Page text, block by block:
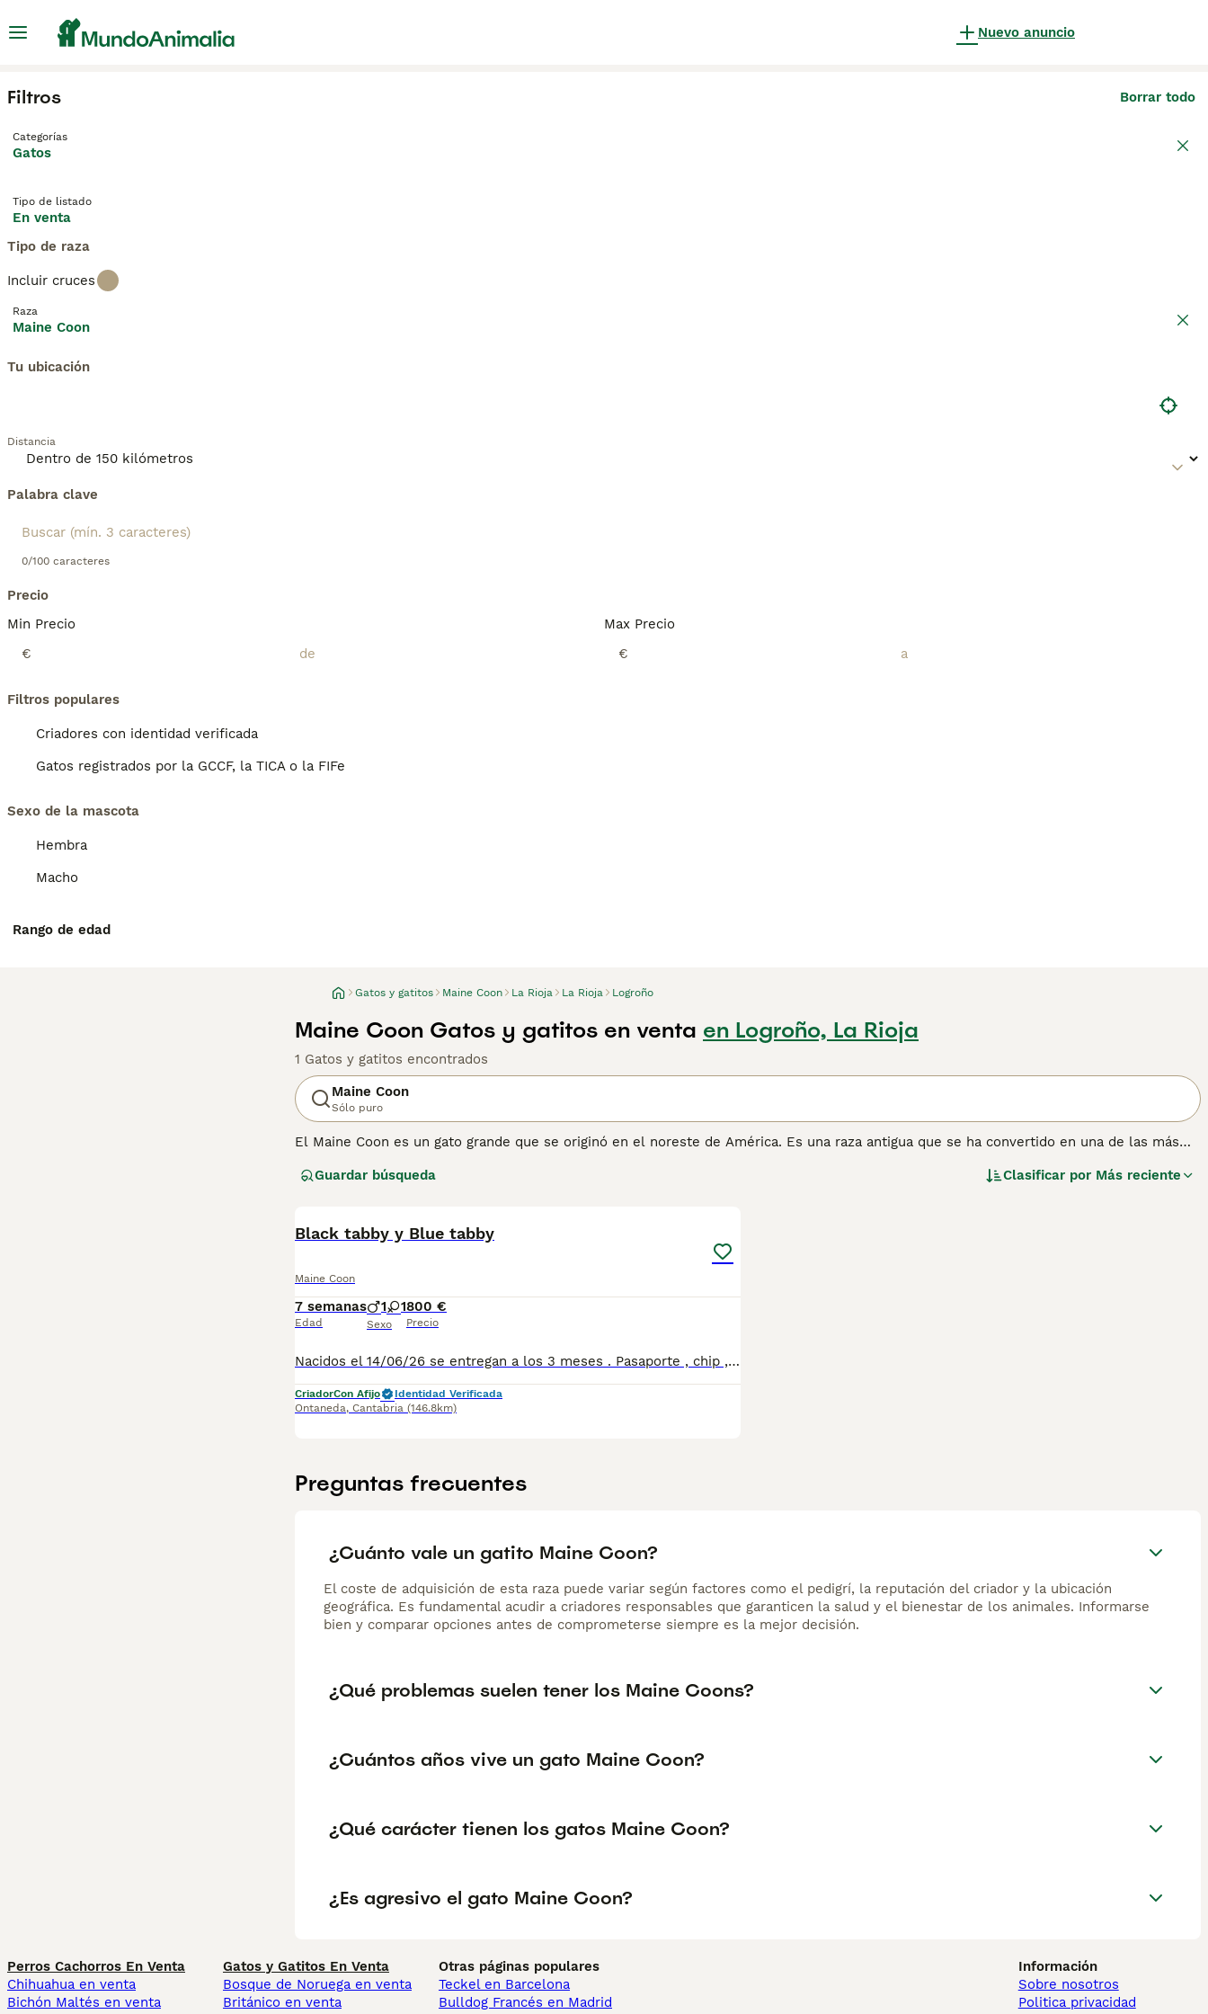
Nuevo anuncio
Filtros Borrar todo
Categorías
Gatos
Tipo de listado
En venta
Tipo de raza
Incluir cruces
Raza
Maine Coon
Tu ubicación
Distancia
Palabra clave
0/100 caracteres
Precio
Min Precio
€
Max Precio
€
Filtros populares
Criadores con identidad verificada
Gatos registrados por la GCCF, la TICA o la FIFe
Sexo de la mascota
Hembra
Macho
Rango de edad
Gatos y gatitos Maine Coon La Rioja La Rioja Logroño
Maine Coon Gatos y gatitos en venta en Logroño, La Rioja
1 Gatos y gatitos encontrados
Maine Coon
Sólo puro
El Maine Coon es un gato grande que se originó en el noreste de América. Es una raza antigua que se ha convertido en una de las más
encantador y su carácter cariñoso y leal, los convierte en compañeros ideales y mascotas de la familia.
Guardar búsqueda Clasificar por Más reciente
Black tabby y Blue tabby
Maine Coon
7 semanas
Edad
1 1
Sexo
800 €
Precio
Nacidos el 14/06/26 se entregan a los 3 meses . Pasaporte , chip , testados , desparasitados . Totalmente sociabilizados con niños y animales . Comiendo solos y usando el arenero. Afijo: Rey-Diez Cattery Nucleo zoologico WCF
CriadorCon Afijo
Identidad Verificada
Ontaneda, Cantabria (146.8km)
Preguntas frecuentes
¿Cuánto vale un gatito Maine Coon?
El coste de adquisición de esta raza puede variar según factores como el pedigrí, la reputación del criador y la ubicación
geográfica. Es fundamental acudir a criadores responsables que garanticen la salud y el bienestar de los animales. Informarse
bien y comparar opciones antes de comprometerse siempre es la mejor decisión.
¿Qué problemas suelen tener los Maine Coons?
¿Cuántos años vive un gato Maine Coon?
¿Qué carácter tienen los gatos Maine Coon?
¿Es agresivo el gato Maine Coon?
Perros Cachorros En Venta
Chihuahua en venta
Bichón Maltés en venta
Gatos y Gatitos En Venta
Bosque de Noruega en venta
Británico en venta
Otras páginas populares
Teckel en Barcelona
Bulldog Francés en Madrid
Información
Sobre nosotros
Politica privacidad